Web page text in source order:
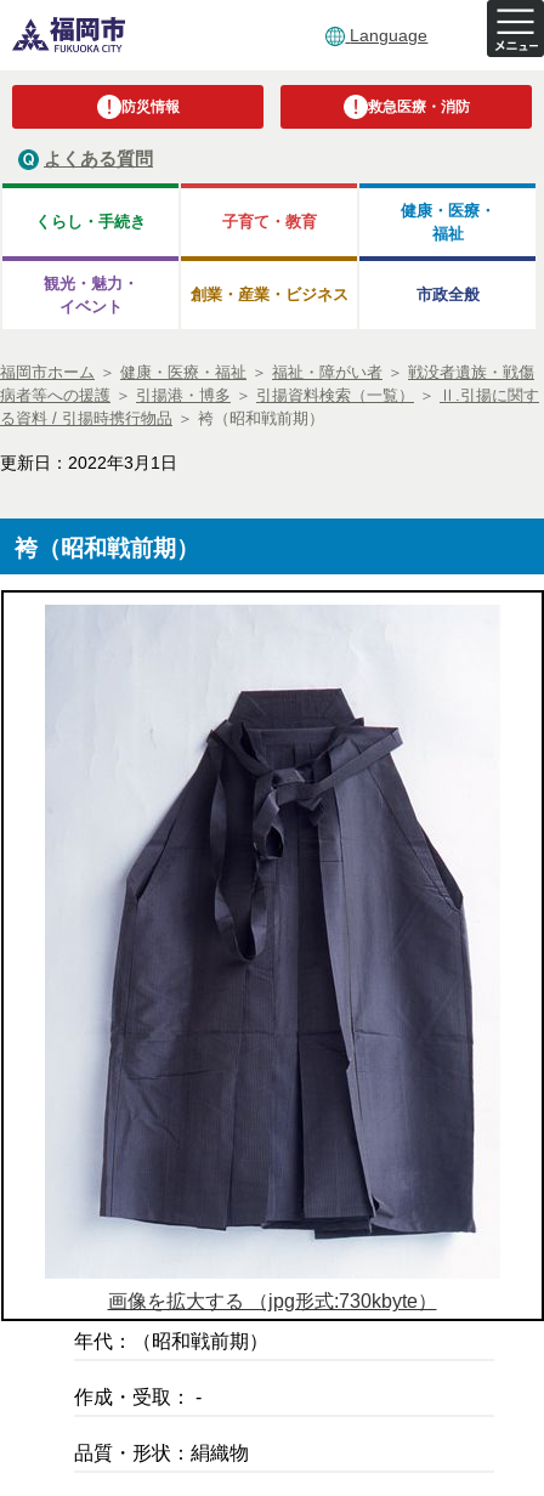
Language
防災情報 救急医療・消防
よくある質問
くらし・手続き 子育て・教育
健康・医療・
福祉
観光・魅力・
イベント
創業・産業・ビジネス 市政全般
福岡市ホーム ＞ 健康・医療・福祉 ＞ 福祉・障がい者 ＞ 戦没者遺族・戦傷
病者等への援護 ＞ 引揚港・博多 ＞ 引揚資料検索（一覧） ＞
Ⅱ.引揚に関す
る資料 / 引揚時携行物品 ＞ 袴（昭和戦前期）
更新日：2022年3月1日
袴（昭和戦前期）
画像を拡大する （jpg形式:730kbyte）
年代：（昭和戦前期）
作成・受取： -
品質・形状：絹織物